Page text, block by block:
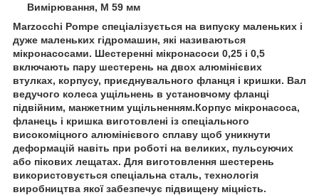
Вимірювання, M 59 мм
Marzocchi Pompe спеціалізується на випуску маленьких і
дуже маленьких гідромашин, які називаються
мікронасосами. Шестеренні мікронасоси 0,25 і 0,5
включають пару шестерень на двох алюмінієвих
втулках, корпусу, приєднувального фланця і кришки. Вал
ведучого колеса ущільнень в установчому фланці
підвійним, манжетним ущільненням.Корпус мікронасоса,
фланець і кришка виготовлені із спеціального
високоміцного алюмінієвого сплаву щоб уникнути
деформацій навіть при роботі на великих, пульсуючих
або пікових лещатах. Для виготовлення шестерень
використовується спеціальна сталь, технологія
виробництва якої забезпечує підвищену міцність.